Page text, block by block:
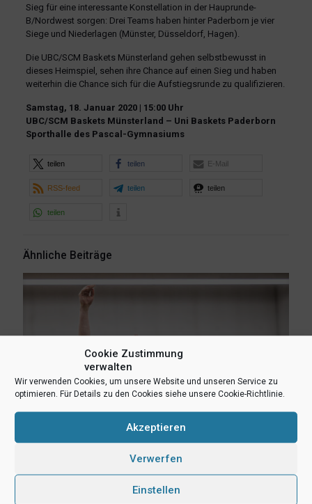
Cookie Zustimmung
verwalten
Wir verwenden Cookies, um unsere Website und unseren Service zu
optimieren. Für Details zu den Cookies siehe unsere Cookie-Richtlinie.
Akzeptieren
Verwerfen
Einstellen
Sieg für eine interessante Konstellation in der Hauprunde-
B/Nordwest sorgen: Drei Teams haben hinter Paderborn je vier
Siege und Niederlagen (Münster, Düsseldorf, Hagen).
Die UBC/SCM Baskets Münsterland gehen selbstbewusst in
dieses Heimspiel, sehen ihre Chance auf einen Sieg und haben
weiterhin die Chance sich für die Aufstiegsrunde zu qualifizieren.
Samstag, 18. Januar 2020 | 15:00 Uhr
UBC/SCM Baskets Münsterland – Uni Baskets Paderborn
Sporthalle des Pascal-Gymnasiums
teilen teilen E-Mail
RSS-feed teilen teilen
teilen
Ähnliche Beiträge